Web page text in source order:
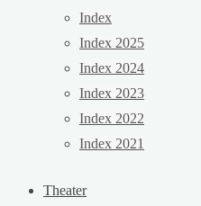
Index
Index 2025
Index 2024
Index 2023
Index 2022
Index 2021
Theater